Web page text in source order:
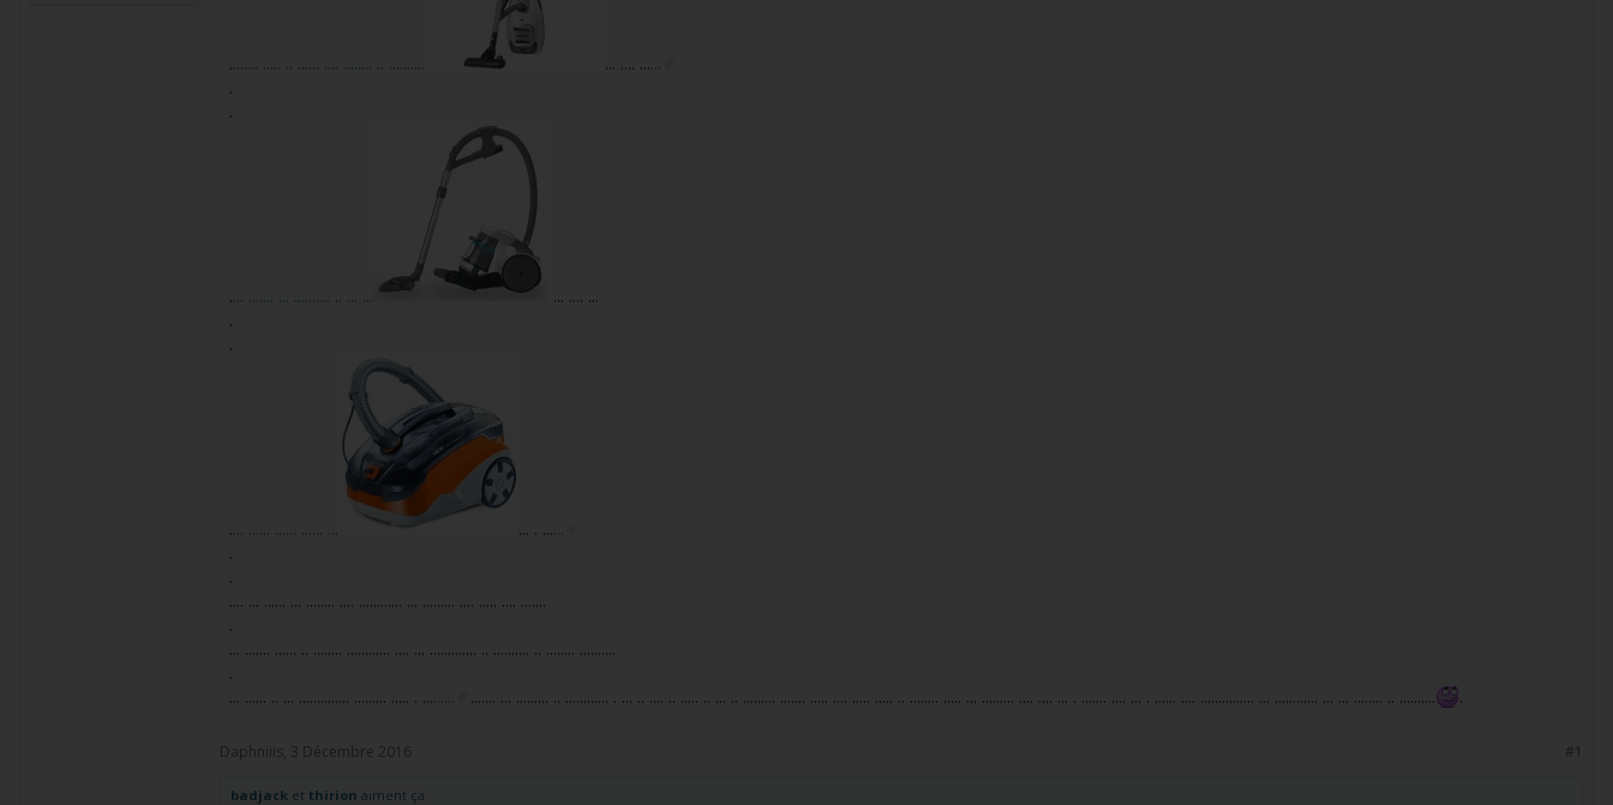
........ ..... .. ...... .... ........ .. .......... ... .... ......
.
.
.... ....... ... .......... .. ... ...
... .... ...
.
.
.... ...... ...... ...... ... ... . ......
.
.
.... ... ...... ... ........ .... ............ ... ......... .... ..... .... .......
.
... ....... ...... .. ........ ............ .... ... ............. .. .......... .. ........ ..........
.
... ...... .. ... .............. ......... ..... . ......... ....... ... ......... .. ............ . ... .. .... .. ..... .. ... .. ......... ....... ..... .... ..... ..... .. ........ ..... ... ......... .... .... ... . ....... .... ... . ...... .... ............... ... ............ ... ... ........ .. .......... .
Daphniiis , 3 Décembre 2016 #1
badjack et thirion aiment ça.